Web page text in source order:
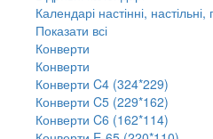
Календарі настінні, настільні,
Показати всі
Конверти
Конверти
Конверти C4 (324*229)
Конверти C5 (229*162)
Конверти C6 (162*114)